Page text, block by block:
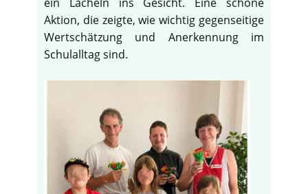
Aktion, die zeigte, wie wichtig gegenseitige
Wertschätzung und Anerkennung im
Schulalltag sind.